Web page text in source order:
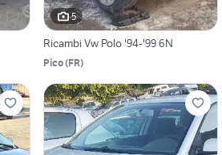
5
Ricambi Vw Polo '94-'99 6N
Pico(FR)